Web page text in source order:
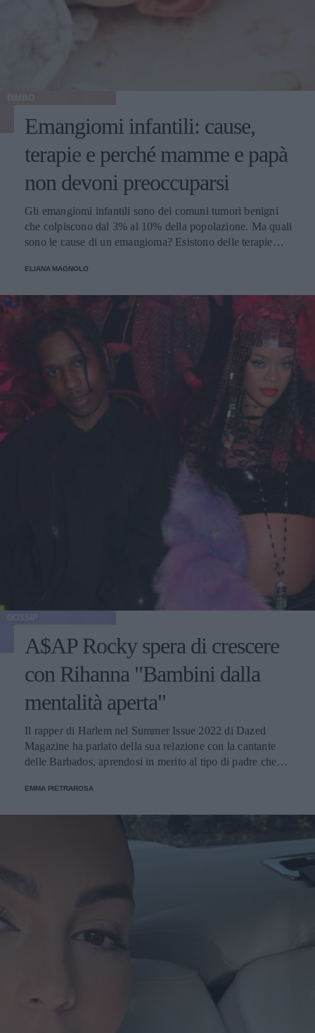
Emangiomi infantili: cause,
terapie e perché mamme e papà
non devoni preoccuparsi
Gli emangiomi infantili sono dei comuni tumori benigni
che colpiscono dal 3% al 10% della popolazione. Ma quali
sono le cause di un emangioma? Esistono delle terapie
di mamma e papà chi ci pensa? Parliamone insieme.
ELIANA MAGNOLO
A$AP Rocky spera di crescere
con Rihanna "Bambini dalla
mentalità aperta"
Il rapper di Harlem nel Summer Issue 2022 di Dazed
Magazine ha parlato della sua relazione con la cantante
delle Barbados, aprendosi in merito al tipo di padre che
maggio.
EMMA PIETRAROSA